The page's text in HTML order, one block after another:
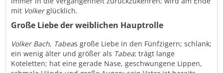
mit Volkerglücklich.
Große Liebe der weiblichen Hauptrolle
Volker Bach, Tabeas große Liebe in den Fünfzigern; schlank;
ein wenig älter und größer als Tabea; trägt lange
Koteletten; hat eine gerade Nase, geschwungene Lippen,